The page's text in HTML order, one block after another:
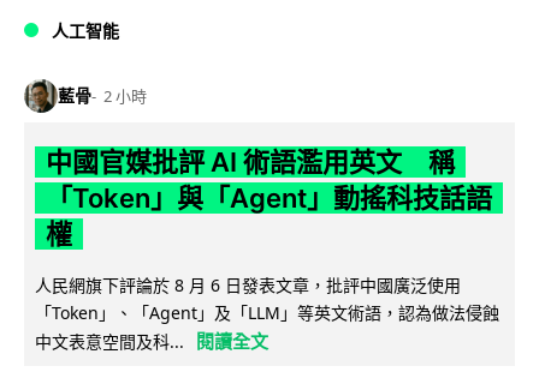
人工智能
藍骨 2 小時
中國官媒批評 AI 術語濫用英文 稱
「Token」與「Agent」動搖科技話語
權
人民網旗下評論於 8 月 6 日發表文章，批評中國廣泛使用
「Token」、「Agent」及「LLM」等英文術語，認為做法侵蝕
中文表意空間及科...
閱讀全文